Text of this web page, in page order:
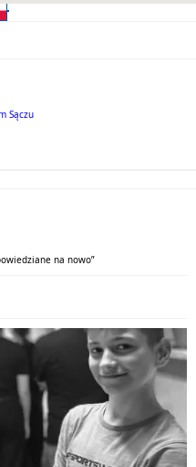
Sączu
na nowo”